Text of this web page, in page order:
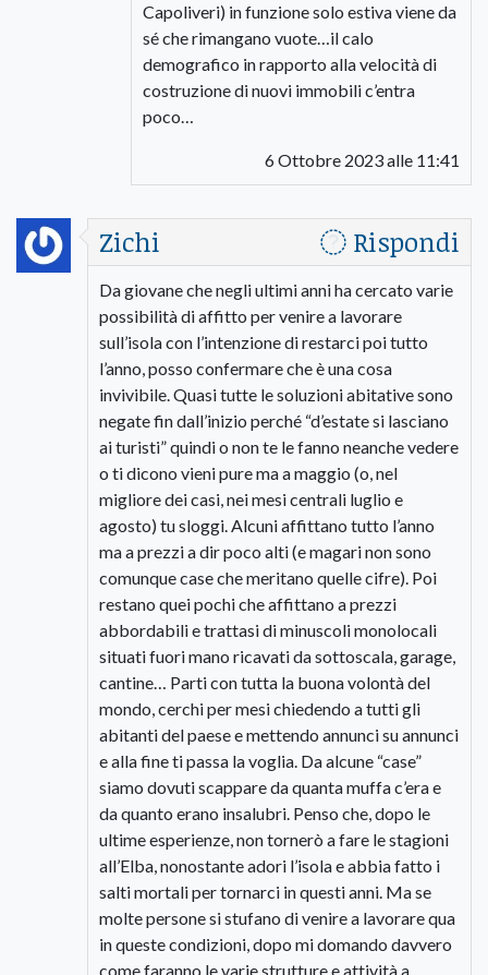
Capoliveri) in funzione solo estiva viene da
sé che rimangano vuote…il calo
demografico in rapporto alla velocità di
costruzione di nuovi immobili c’entra
poco…
6 Ottobre 2023 alle 11:41
Zichi Rispondi
Da giovane che negli ultimi anni ha cercato varie
possibilità di affitto per venire a lavorare
sull’isola con l’intenzione di restarci poi tutto
l’anno, posso confermare che è una cosa
invivibile. Quasi tutte le soluzioni abitative sono
negate fin dall’inizio perché “d’estate si lasciano
ai turisti” quindi o non te le fanno neanche vedere
o ti dicono vieni pure ma a maggio (o, nel
migliore dei casi, nei mesi centrali luglio e
agosto) tu sloggi. Alcuni affittano tutto l’anno
ma a prezzi a dir poco alti (e magari non sono
comunque case che meritano quelle cifre). Poi
restano quei pochi che affittano a prezzi
abbordabili e trattasi di minuscoli monolocali
situati fuori mano ricavati da sottoscala, garage,
cantine… Parti con tutta la buona volontà del
mondo, cerchi per mesi chiedendo a tutti gli
abitanti del paese e mettendo annunci su annunci
e alla fine ti passa la voglia. Da alcune “case”
siamo dovuti scappare da quanta muffa c’era e
da quanto erano insalubri. Penso che, dopo le
ultime esperienze, non tornerò a fare le stagioni
all’Elba, nonostante adori l’isola e abbia fatto i
salti mortali per tornarci in questi anni. Ma se
molte persone si stufano di venire a lavorare qua
in queste condizioni, dopo mi domando davvero
come faranno le varie strutture e attività a